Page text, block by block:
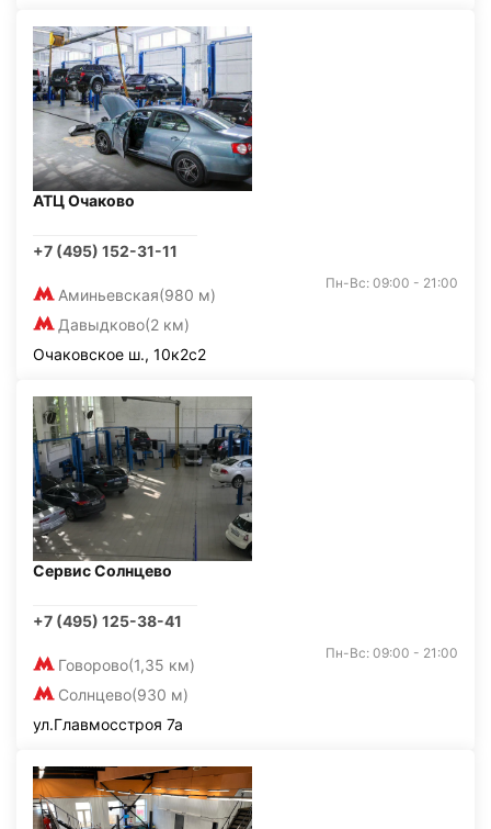
АТЦ Очаково
+7 (495) 152-31-11
Аминьевская(980 м)
Давыдково(2 км)
Пн-Вс: 09:00 - 21:00
Очаковское ш., 10к2с2
Сервис Солнцево
+7 (495) 125-38-41
Говорово(1,35 км)
Солнцево(930 м)
Пн-Вс: 09:00 - 21:00
ул.Главмосстроя 7а